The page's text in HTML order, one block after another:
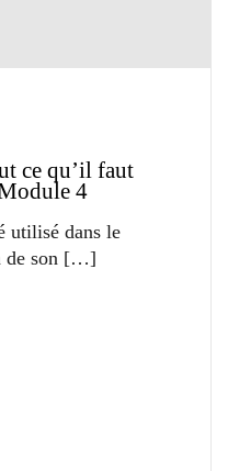
ce qu’il faut
4
utilisé dans le
de son